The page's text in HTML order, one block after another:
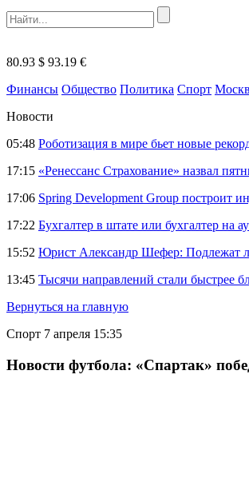
80.93 $ 93.19 €
Финансы Общество Политика Спорт
Новости
05:48 Роботизация в мире бьет новые
17:15 «Ренессанс Страхование» назвал
17:06 Spring Development Group построит
17:22 Бухгалтер в штате или бухгалтер на
15:52 Юрист Александр Шефер: Подлежат
13:45 Тысячи направлений стали быстрее
Вернуться на главную
Спорт 7 апреля 15:35
Новости футбола: «Спартак»